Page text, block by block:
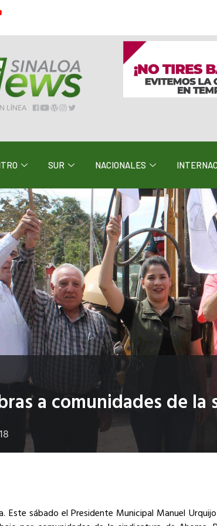
SUR NACIONALES
a comunidades de
Este sábado el Presidente Municipal Manuel